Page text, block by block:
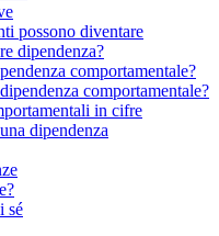
possono diventare
dipendenza?
comportamentale?
comportamentale?
in cifre
dipendenza
sé